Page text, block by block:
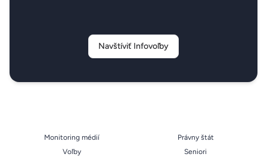
Navštíviť Infovoľby
Monitoring médií
Voľby
Právny štát
Seniori